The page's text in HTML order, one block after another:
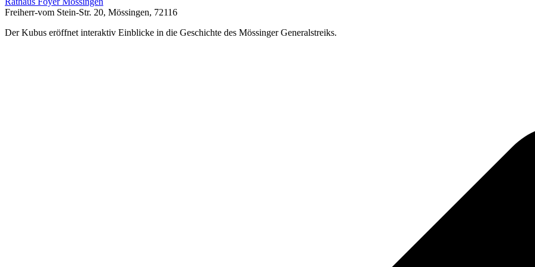
Freiherr-vom Stein-Str. 20, Mössingen, 72116
Der Kubus eröffnet interaktiv Einblicke in die Geschichte des Mössinger Generalstreiks.